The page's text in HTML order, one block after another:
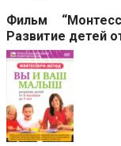
Фильм
Развитие детей